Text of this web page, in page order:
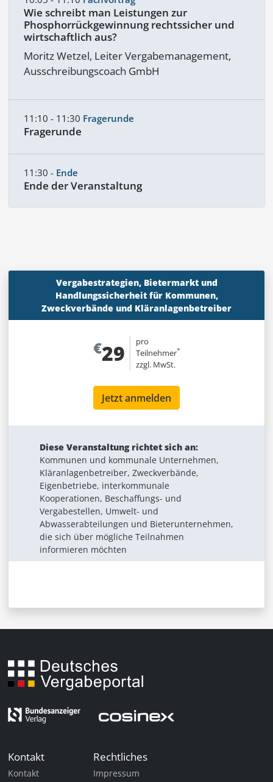
Wie schreibt man Leistungen zur
Phosphorrückgewinnung rechtssicher und
wirtschaftlich aus?
Moritz Wetzel, Leiter Vergabemanagement,
Ausschreibungscoach GmbH
11:10 - 11:30 Fragerunde
Fragerunde
11:30 - Ende
Ende der Veranstaltung
Vergabestrategien, Bietermarkt und
Handlungssicherheit für Kommunen,
Zweckverbände und Kläranlagenbetreiber
€29
pro
Teilnehmer*
zzgl. MwSt.
Jetzt anmelden
Diese Veranstaltung richtet sich an:
Kommunen und kommunale Unternehmen,
Kläranlagenbetreiber, Zweckverbände,
Eigenbetriebe, interkommunale
Kooperationen, Beschaffungs- und
Vergabestellen, Umwelt- und
Abwasserabteilungen und Bieterunternehmen,
die sich über mögliche Teilnahmen
informieren möchten
Kontakt
Kontakt
Rechtliches
Impressum